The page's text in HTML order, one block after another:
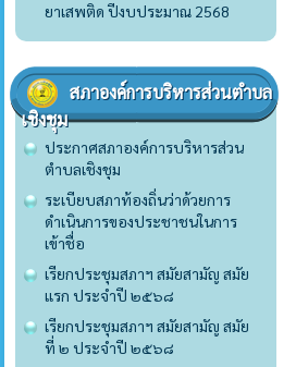
ยาเสพติด ปีงบประมาณ 2568
สภาองค์การบริหารส่วนตำบล
เชิงชุม
ประกาศสภาองค์การบริหารส่วน
ตำบลเชิงชุม
ระเบียบสภาท้องถิ่นว่าด้วยการ
ดำเนินการของประชาชนในการ
เข้าชื่อ
เรียกประชุมสภาฯ สมัยสามัญ สมัย
แรก ประจำปี ๒๕๖๘
เรียกประชุมสภาฯ สมัยสามัญ สมัย
ที่ ๒ ประจำปี ๒๕๖๘